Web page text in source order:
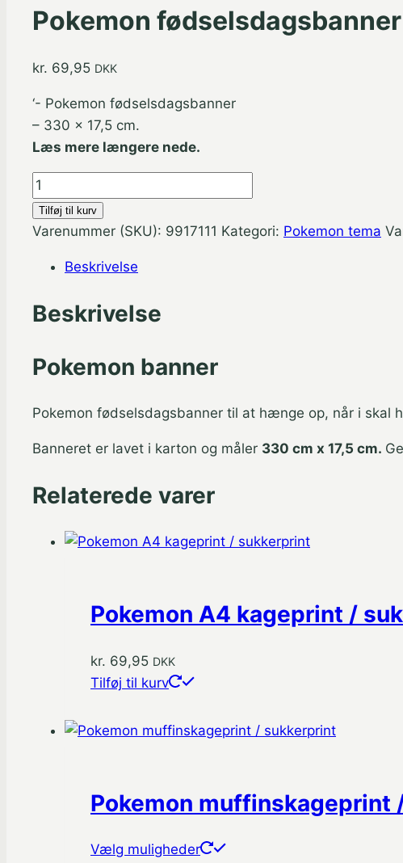
Pokemon
kr. 69,95 DKK
‘- Pokemon fødselsdagsbanner
– 330 x 17,5 cm.
Læs mere længere nede.
Pokemon
fødselsdagsbanner
330
cm.
Tilføj til kurv
Varenummer (SKU): 9917111 Kategori: Pokemon tema
Beskrivelse
Beskrivelse
Pokemon banner
Pokemon fødselsdagsbanner til at hænge op, når i
Banneret er lavet i karton og måler 330 cm x 17,5 cm.
Relaterede varer
Pokemon A4 kageprint /
kr. 69,95 DKK
Tilføj til kurv
Pokemon muffinskageprint
Vælg muligheder
Dette